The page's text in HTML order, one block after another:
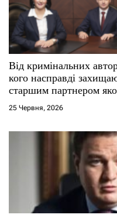
п
и
с
і
Від кримінальних
кого насправді
старшим партнером
Віталій Сердюк
25 Червня, 2026